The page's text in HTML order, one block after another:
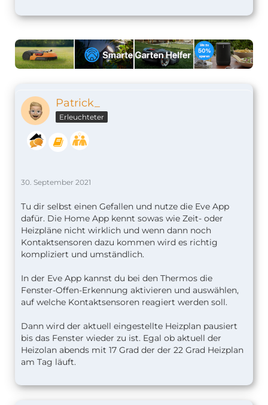
Patrick_
Erleuchteter
30. September 2021
Tu dir selbst einen Gefallen und nutze die Eve App
dafür. Die Home App kennt sowas wie Zeit- oder
Heizpläne nicht wirklich und wenn dann noch
Kontaktsensoren dazu kommen wird es richtig
kompliziert und umständlich.
In der Eve App kannst du bei den Thermos die
Fenster-Offen-Erkennung aktivieren und auswählen,
auf welche Kontaktsensoren reagiert werden soll.
Dann wird der aktuell eingestellte Heizplan pausiert
bis das Fenster wieder zu ist. Egal ob aktuell der
Heizolan abends mit 17 Grad der der 22 Grad Heizplan
am Tag läuft.